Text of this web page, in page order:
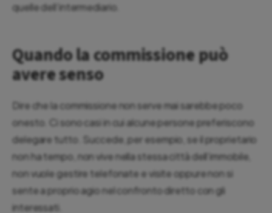
quelle dell’intermediario.
Quando la commissione può
avere senso
Dire che la commissione non serve mai sarebbe poco
onesto. Ci sono casi in cui alcune persone preferiscono
delegare tutto. Succede, per esempio, se il proprietario
non ha tempo, non vive nella stessa città dell’immobile,
non vuole gestire telefonate e visite oppure non si
sente a proprio agio nel confronto diretto con gli
interessati.